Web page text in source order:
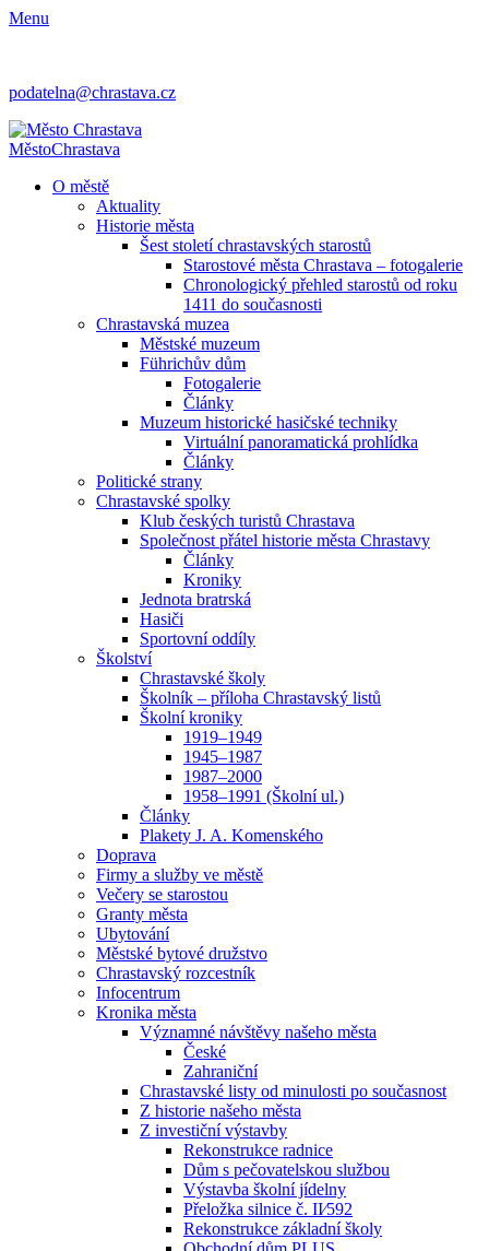
Menu
podatelna@chrastava.cz
MěstoChrastava
O městě
Aktuality
Historie města
Šest století chrastavských starostů
Starostové města Chrastava – fotogalerie
Chronologický přehled starostů od roku
1411 do současnosti
Chrastavská muzea
Městské muzeum
Führichův dům
Fotogalerie
Články
Muzeum historické hasičské techniky
Virtuální panoramatická prohlídka
Články
Politické strany
Chrastavské spolky
Klub českých turistů Chrastava
Společnost přátel historie města Chrastavy
Články
Kroniky
Jednota bratrská
Hasiči
Sportovní oddíly
Školství
Chrastavské školy
Školník – příloha Chrastavský listů
Školní kroniky
1919–1949
1945–1987
1987–2000
1958–1991 (Školní ul.)
Články
Plakety J. A. Komenského
Doprava
Firmy a služby ve městě
Večery se starostou
Granty města
Ubytování
Městské bytové družstvo
Chrastavský rozcestník
Infocentrum
Kronika města
Významné návštěvy našeho města
České
Zahraniční
Chrastavské listy od minulosti po současnost
Z historie našeho města
Z investiční výstavby
Rekonstrukce radnice
Dům s pečovatelskou službou
Výstavba školní jídelny
Přeložka silnice č. II⁄592
Rekonstrukce základní školy